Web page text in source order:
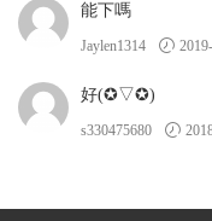
能下嗎
Jaylen1314
好(✪▽✪)
s330475680